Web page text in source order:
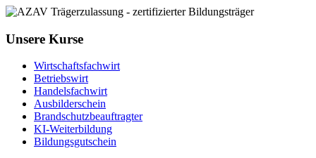
Unsere Kurse
Wirtschaftsfachwirt
Betriebswirt
Handelsfachwirt
Ausbilderschein
Brandschutzbeauftragter
KI-Weiterbildung
Bildungsgutschein